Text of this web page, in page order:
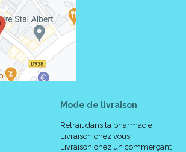
Mode de livraison
Retrait dans la pharmacie
Livraison chez vous
Livraison chez un commerçant